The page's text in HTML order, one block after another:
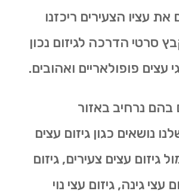
את עציו הצעירים ריכזנו
סרטי הדרכה לגיזום נכון
עצים פופולאריים ואהובים.
בהם נרחיב באזור
נושאים כגון גיזום עצים
גיזום עצים צעירים, גיזום
עצי גינה, גיזום עצי נוי